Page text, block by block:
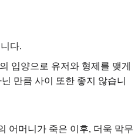
다.
입양으로 유저와 형제를 맺게
만큼 사이 또한 좋지 않습니
어머니가 죽은 이후, 더욱 막무